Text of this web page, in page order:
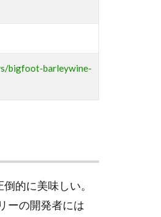
bigfoot-barleywine-
的に美味しい。
ーの開発者には